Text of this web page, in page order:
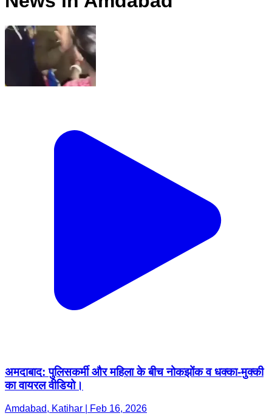
अमदाबाद: पुलिसकर्मी और महिला के बीच नोकझोंक व धक्का-मुक्की
का वायरल वीडियो।
Amdabad, Katihar | Feb 16, 2026